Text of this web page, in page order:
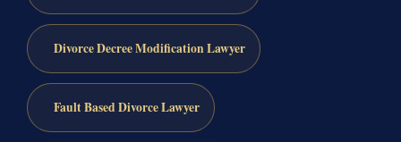
Divorce Decree Modification Lawyer
Fault Based Divorce Lawyer